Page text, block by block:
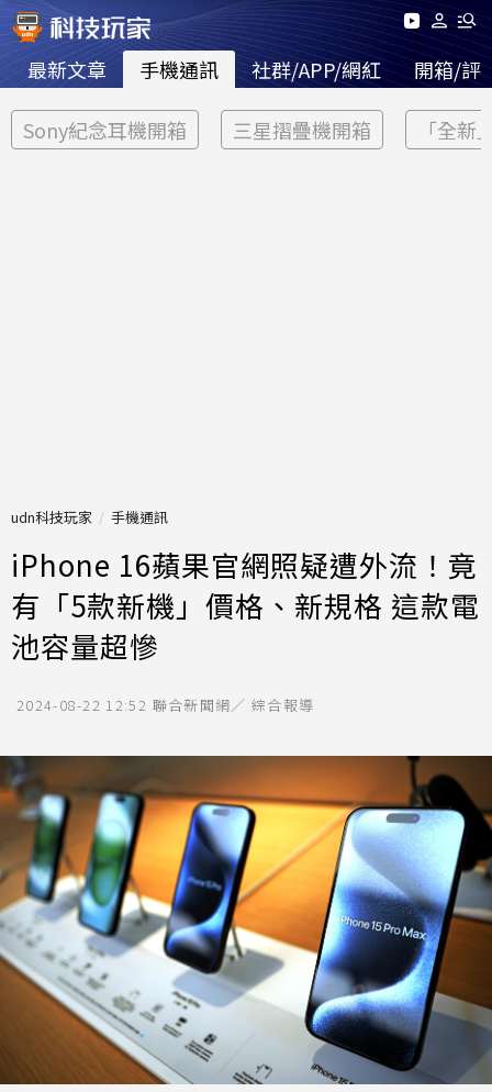
最新文章 手機通訊 社群/APP/網紅 開箱/評
Sony紀念耳機開箱 三星摺疊機開箱 「全新
udn科技玩家 手機通訊
iPhone 16蘋果官網照疑遭外流！竟
有「5款新機」價格、新規格 這款電
池容量超慘
2024-08-22 12:52 聯合新聞網／ 綜合報導